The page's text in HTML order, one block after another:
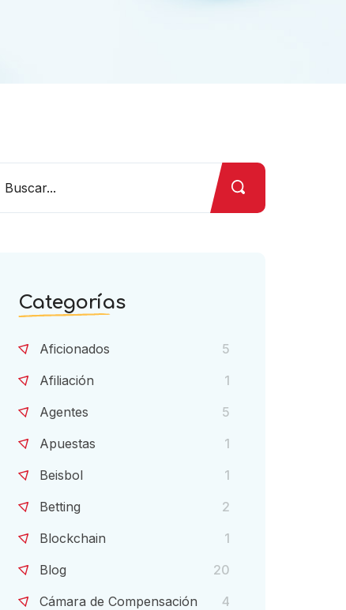
Categorías
Aficionados
5
Afiliación
1
Agentes
5
Apuestas
1
Beisbol
1
Betting
2
Blockchain
1
Blog
20
Cámara de Compensación
4